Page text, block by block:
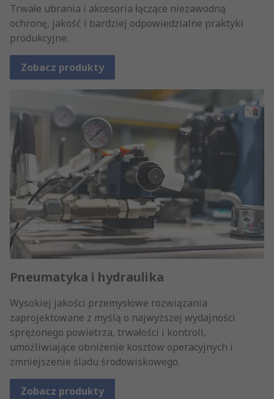
Trwałe ubrania i akcesoria łączące niezawodną
ochronę, jakość i bardziej odpowiedzialne praktyki
produkcyjne.
Zobacz produkty
Pneumatyka i hydraulika
Wysokiej jakości przemysłowe rozwiązania
zaprojektowane z myślą o najwyższej wydajności
sprężonego powietrza, trwałości i kontroli,
umożliwiające obniżenie kosztów operacyjnych i
zmniejszenie śladu środowiskowego.
Zobacz produkty